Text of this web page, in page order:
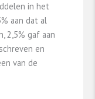
in het
aan dat al
2,5% gaf aan
en
van de